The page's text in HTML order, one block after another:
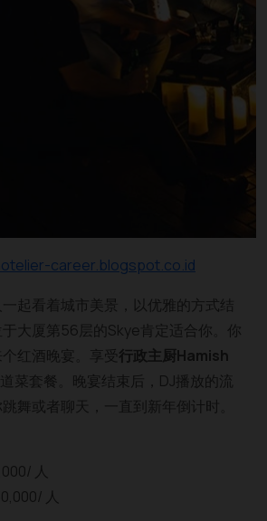
career.blogspot.co.id
起看着城市美景，以优雅的方式结
大厦第56层的Skye肯定适合你。你
红酒晚宴。享受行政主厨Hamish
菜套餐。晚宴结束后，DJ播放的流
舞或者聊天，一直到新年倒计时。
人
人